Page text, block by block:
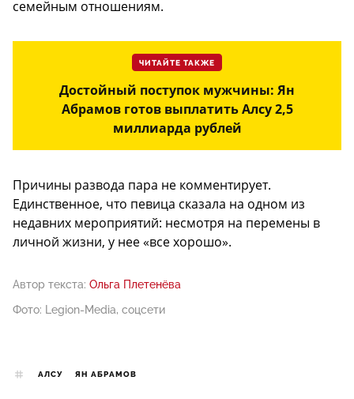
семейным отношениям.
ЧИТАЙТЕ ТАКЖЕ
Достойный поступок мужчины: Ян
Абрамов готов выплатить Алсу 2,5
миллиарда рублей
Причины развода пара не комментирует.
Единственное, что певица сказала на одном из
недавних мероприятий: несмотря на перемены в
личной жизни, у нее «все хорошо».
Автор текста: Ольга Плетенёва
Фото: Legion-Media, соцсети
АЛСУ ЯН АБРАМОВ